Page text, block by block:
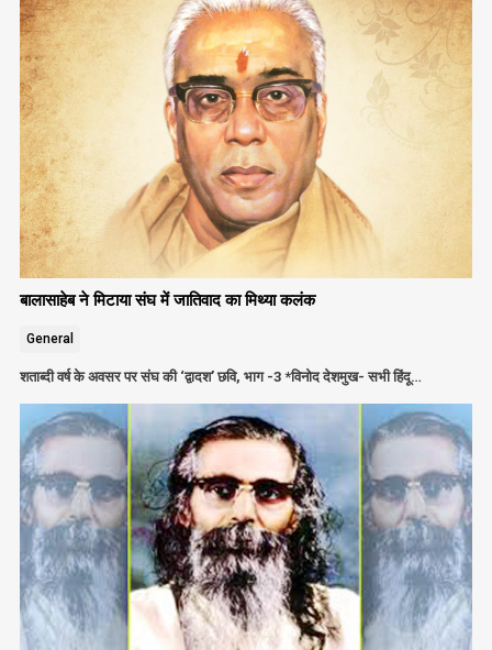
बालासाहेब ने मिटाया संघ में जातिवाद का मिथ्या कलंक
General
शताब्दी वर्ष के अवसर पर संघ की ‘द्वादश’ छवि, भाग -3 *विनोद देशमुख- सभी हिंदू…